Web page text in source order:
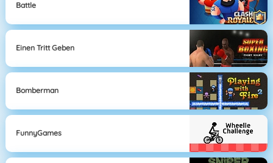
Battle
Einen Tritt Geben
Bomberman
FunnyGames